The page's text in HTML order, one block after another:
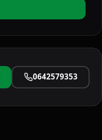
0642579353